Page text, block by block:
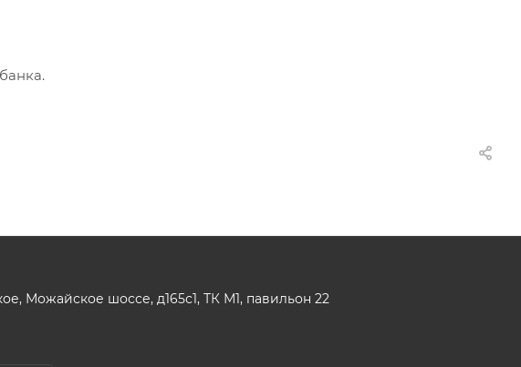
Можайское шоссе, д165с1, ТК М1, павильон 22